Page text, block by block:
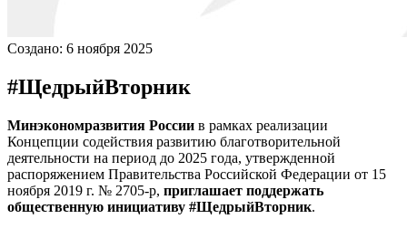
Создано: 6 ноября 2025
#ЩедрыйВторник
Минэкономразвития России в рамках реализации
Концепции содействия развитию благотворительной
деятельности на период до 2025 года, утвержденной
распоряжением Правительства Российской Федерации от 15
ноября 2019 г. № 2705-р, приглашает поддержать
общественную инициативу #ЩедрыйВторник.